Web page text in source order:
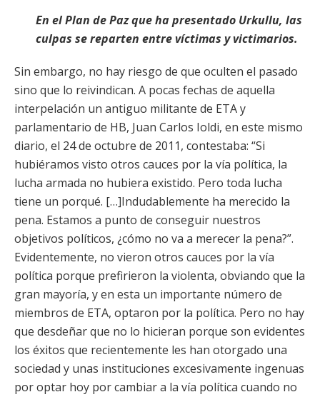
En el Plan de Paz que ha presentado Urkullu, las
culpas se reparten entre víctimas y victimarios.
Sin embargo, no hay riesgo de que oculten el pasado
sino que lo reivindican. A pocas fechas de aquella
interpelación un antiguo militante de ETA y
parlamentario de HB, Juan Carlos Ioldi, en este mismo
diario, el 24 de octubre de 2011, contestaba: “Si
hubiéramos visto otros cauces por la vía política, la
lucha armada no hubiera existido. Pero toda lucha
tiene un porqué. […]Indudablemente ha merecido la
pena. Estamos a punto de conseguir nuestros
objetivos políticos, ¿cómo no va a merecer la pena?”.
Evidentemente, no vieron otros cauces por la vía
política porque prefirieron la violenta, obviando que la
gran mayoría, y en esta un importante número de
miembros de ETA, optaron por la política. Pero no hay
que desdeñar que no lo hicieran porque son evidentes
los éxitos que recientemente les han otorgado una
sociedad y unas instituciones excesivamente ingenuas
por optar hoy por cambiar a la vía política cuando no